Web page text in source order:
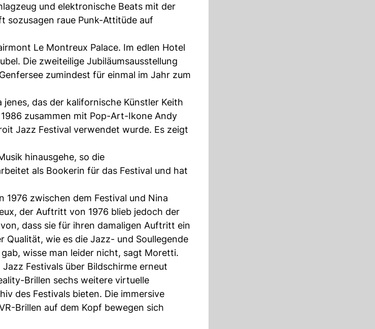
und elektronische Beats mit der
sozusagen raue Punk-Attitüde auf
Le Montreux Palace. Im edlen Hotel
Die zweiteilige Jubiläumsausstellung
zumindest für einmal im Jahr zum
jenes, das der kalifornische Künstler Keith
zusammen mit Pop-Art-Ikone Andy
Jazz Festival verwendet wurde. Es zeigt
hinausgehe, so die
als Bookerin für das Festival und hat
zwischen dem Festival und Nina
der Auftritt von 1976 blieb jedoch der
dass sie für ihren damaligen Auftritt ein
Qualität, wie es die Jazz- und Soullegende
wisse man leider nicht, sagt Moretti.
Festivals über Bildschirme erneut
Brillen sechs weitere virtuelle
des Festivals bieten. Die immersive
Brillen auf dem Kopf bewegen sich